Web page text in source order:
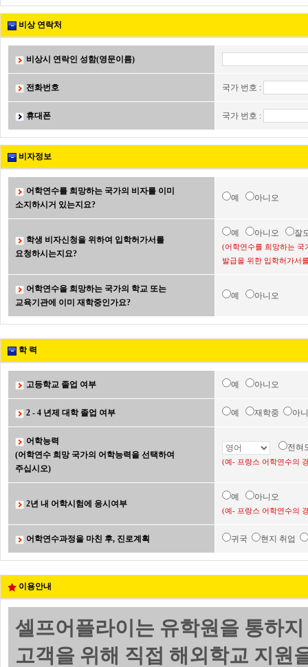
비상 연락처
비상시 연락인 성함(영문이름)
전화번호 국가 번호 :
휴대폰 국가 번호 :
비자정보
어학연수를 희망하는 국가의 비자를 이미
소지하시거 있는지요?
예 아니오
학생 비자신청을 위하여 입학허가서를
요청하시는지요?
예 아니오 잘
(어학연수를 희망하는 국
발급을 위한 입학허가서
어학연수을 희망하는 국가의 학교 또는
교육기관에 이미 재학중인가요?
예 아니오
학 력
고등학교 졸업 여부 예 아니오
2 - 4 년제 대학 졸업 여부 예 재학중 아
어학능력
(어학연수 희망 국가의 어학능력을 선택하여
주십시오)
전
(예- 프랑스 어학연수의
2년 내 어학시험에 응시여부
예 아니오
(예- 프랑스 어학연수의
어학연수과정을 마친 후, 진로계획 귀국 현지 취업
이용안내
셀프어플라이는 유학원을 통하
고객을 위해 직접 해외학교 지원